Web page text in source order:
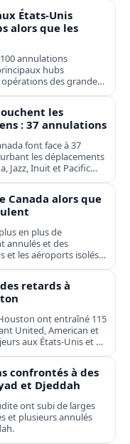
États-Unis
alors que les
annulations
hubs
des grandes
les
: 37 annulations
font face à 37
les déplacements
Jazz, Inuit et Pacific
Canada alors que
en plus de
annulés et des
et les aéroports isolés,
retards à
ont entraîné 115
United, American et
aux États-Unis et en
confrontés à des
et Djeddah
ont subi de larges
et plusieurs annulés